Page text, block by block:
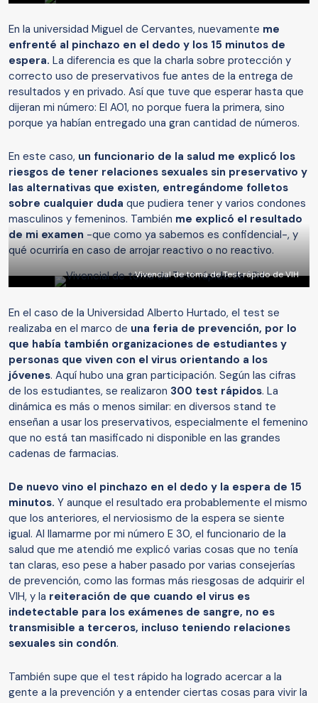
En la universidad Miguel de Cervantes, nuevamente me
enfrenté al pinchazo en el dedo y los 15 minutos de
espera. La diferencia es que la charla sobre protección y
correcto uso de preservativos fue antes de la entrega de
resultados y en privado. Así que tuve que esperar hasta que
dijeran mi número: El A01, no porque fuera la primera, sino
porque ya habían entregado una gran cantidad de números.
En este caso, un funcionario de la salud me explicó los
riesgos de tener relaciones sexuales sin preservativo y
las alternativas que existen, entregándome folletos
sobre cualquier duda que pudiera tener y varios condones
masculinos y femeninos. También me explicó el resultado
de mi examen -que como ya sabemos es confidencial-, y
qué ocurriría en caso de arrojar reactivo o no reactivo.
Vivencial de toma de Test rápido de VIH
En el caso de la Universidad Alberto Hurtado, el test se
realizaba en el marco de una feria de prevención, por lo
que había también organizaciones de estudiantes y
personas que viven con el virus orientando a los
jóvenes. Aquí hubo una gran participación. Según las cifras
de los estudiantes, se realizaron 300 test rápidos. La
dinámica es más o menos similar: en diversos stand te
enseñan a usar los preservativos, especialmente el femenino
que no está tan masificado ni disponible en las grandes
cadenas de farmacias.
De nuevo vino el pinchazo en el dedo y la espera de 15
minutos. Y aunque el resultado era probablemente el mismo
que los anteriores, el nerviosismo de la espera se siente
igual. Al llamarme por mi número E 30, el funcionario de la
salud que me atendió me explicó varias cosas que no tenía
tan claras, eso pese a haber pasado por varias consejerías
de prevención, como las formas más riesgosas de adquirir el
VIH, y la reiteración de que cuando el virus es
indetectable para los exámenes de sangre, no es
transmisible a terceros, incluso teniendo relaciones
sexuales sin condón.
También supe que el test rápido ha logrado acercar a la
gente a la prevención y a entender ciertas cosas para vivir la